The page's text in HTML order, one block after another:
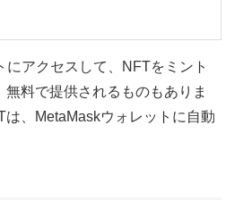
アクセスして、NFTをミント
無料で提供されるものもありま
、MetaMaskウォレットに自動